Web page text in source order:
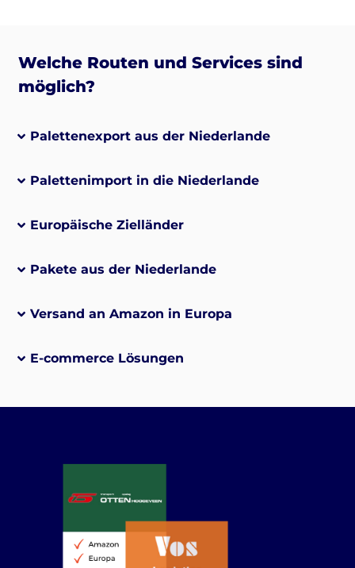
Welche Routen und Services sind
möglich?
Palettenexport aus der Niederlande
Palettenimport in die Niederlande
Europäische Zielländer
Pakete aus der Niederlande
Versand an Amazon in Europa
E-commerce Lösungen